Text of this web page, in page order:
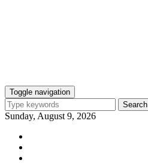
Toggle navigation
Search
Sunday, August 9, 2026